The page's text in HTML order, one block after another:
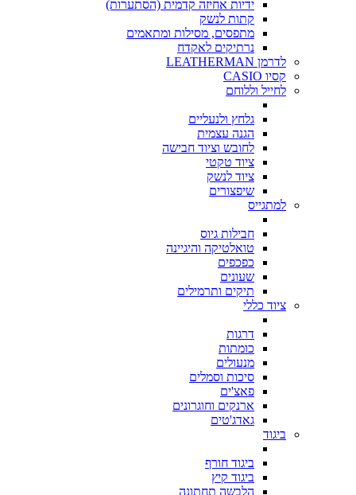
ידיות אחיזה קדמית (הסתערות)
קתות לנשק
מתפסים, מסילות ומתאמים
נרתיקים לאקדח
לדרמן LEATHERMAN
קסיו CASIO
לחייל וללוחם
גלחץ ולנעליים
הגנה עצמית
לחובש וציוד חבישה
ציוד טקטי
ציוד לנשק
שיפצורים
למתגייס
חבילות גיוס
טואלטיקה והיגיינה
כפכפים
שעונים
תיקים ותרמילים
ציוד כללי
דרגות
כומתות
מנעולים
סיכות וסמלים
פאצ'ים
ארנקים וחוגרונים
גאדג'טים
ביגוד
ביגוד חורף
ביגוד קיץ
הלבשה תחתונה